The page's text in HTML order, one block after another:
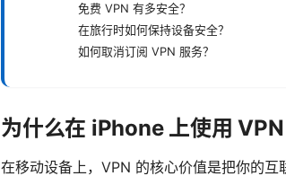
免费 VPN 有多安全？
在旅行时如何保持设备安全？
如何取消订阅 VPN 服务？
为什么在 iPhone 上使用 VPN
在移动设备上，VPN 的核心价值是把你的